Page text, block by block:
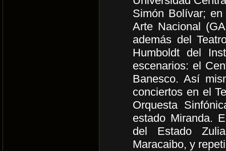
Simón Bolívar;
Arte Nacional
además del
Humboldt del
escenarios: el
Banesco. Así
conciertos en el
Orquesta
estado Miranda.
del Estado
Maracaibo, y